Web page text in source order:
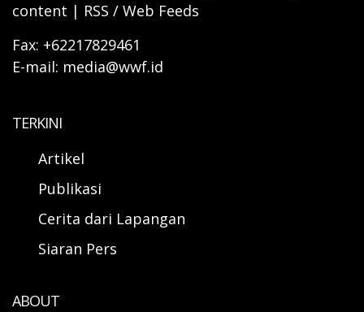
content | RSS / Web Feeds
Fax: +62217829461
E-mail: media@wwf.id
TERKINI
Artikel
Publikasi
Cerita dari Lapangan
Siaran Pers
ABOUT